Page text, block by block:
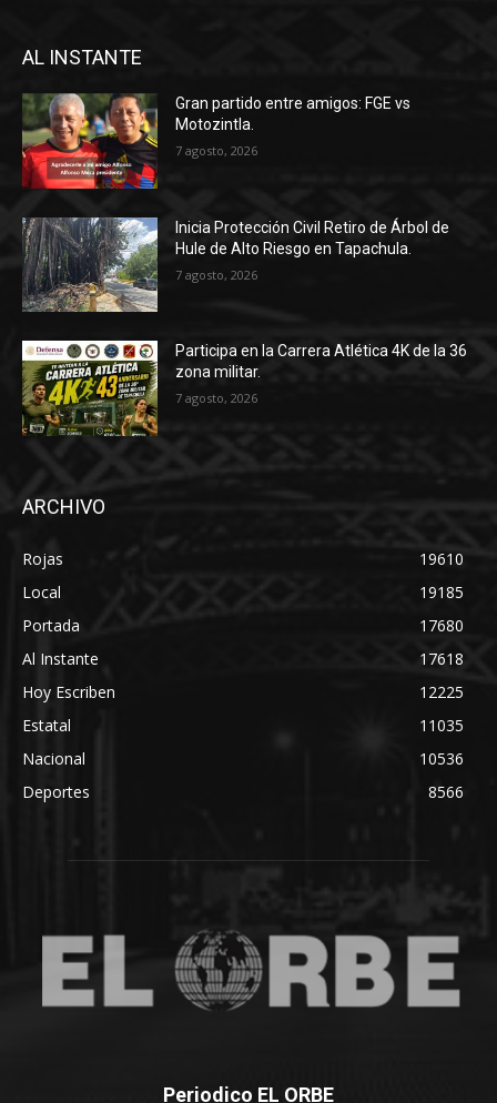
AL INSTANTE
Gran partido entre amigos: FGE vs
Motozintla.
7 agosto, 2026
Inicia Protección Civil Retiro de Árbol de
Hule de Alto Riesgo en Tapachula.
7 agosto, 2026
Participa en la Carrera Atlética 4K de la 36
zona militar.
7 agosto, 2026
ARCHIVO
Rojas
19610
Local
19185
Portada
17680
Al Instante
17618
Hoy Escriben
12225
Estatal
11035
Nacional
10536
Deportes
8566
Periodico EL ORBE